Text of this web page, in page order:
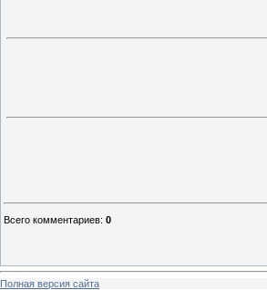
Всего комментариев: 0
Полная версия сайта